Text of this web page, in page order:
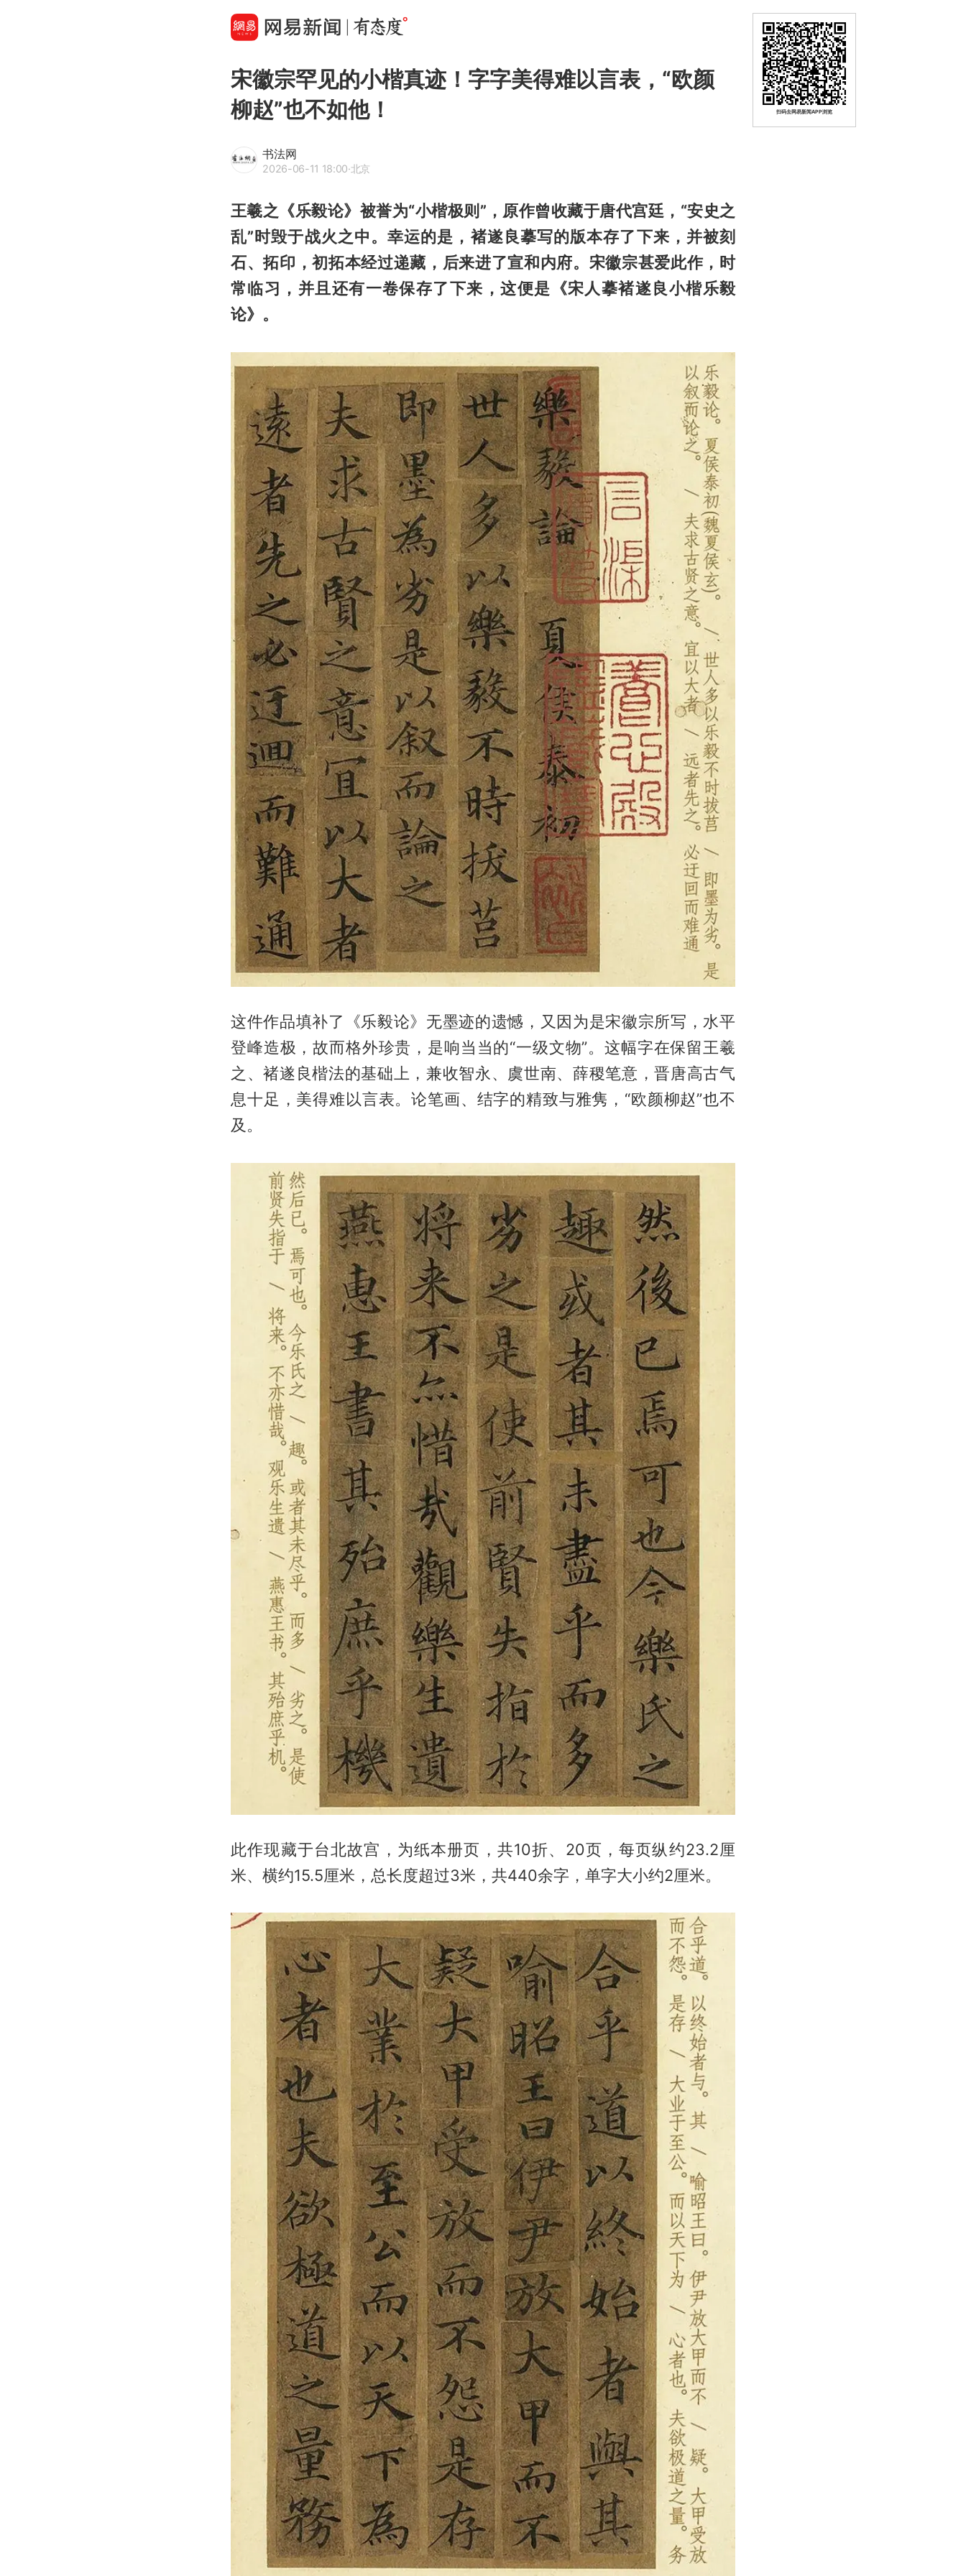
宋徽宗罕见的小楷真迹！字字美得难以言表，“欧颜
柳赵”也不如他！
书法网
2026-06-11 18:00·北京
王羲之《乐毅论》被誉为“小楷极则”，原作曾收藏于唐代宫廷，“安史之
乱”时毁于战火之中。幸运的是，褚遂良摹写的版本存了下来，并被刻
石、拓印，初拓本经过递藏，后来进了宣和内府。宋徽宗甚爱此作，时
常临习，并且还有一卷保存了下来，这便是《宋人摹褚遂良小楷乐毅
论》。
这件作品填补了《乐毅论》无墨迹的遗憾，又因为是宋徽宗所写，水平
登峰造极，故而格外珍贵，是响当当的“一级文物”。这幅字在保留王羲
之、褚遂良楷法的基础上，兼收智永、虞世南、薛稷笔意，晋唐高古气
息十足，美得难以言表。论笔画、结字的精致与雅隽，“欧颜柳赵”也不
及。
此作现藏于台北故宫，为纸本册页，共10折、20页，每页纵约23.2厘
米、横约15.5厘米，总长度超过3米，共440余字，单字大小约2厘米。
扫码去网易新闻APP浏览